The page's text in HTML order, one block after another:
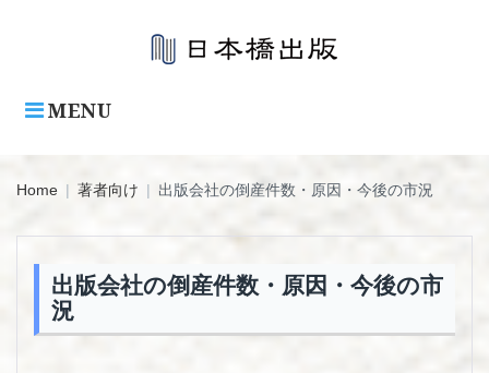
MENU
Home | 著者向け | 出版会社の倒産件数・原因・今後の市況
出版会社の倒産件数・原因・今後の市
況